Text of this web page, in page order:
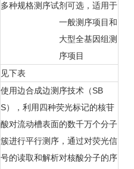
多种规格测序试剂可选，适用于
一般测序项目和
大型全基因组测
序项目
见下表
使用边合成边测序技术（SB
S），利用四种荧光标记的核苷
酸对流动槽表面的数千万个分子
簇进行平行测序，通过对荧光信
号的读取和解析对核酸分子的序